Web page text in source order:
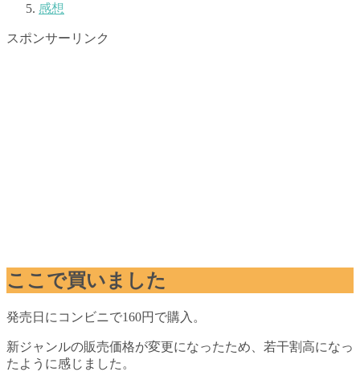
感想
スポンサーリンク
ここで買いました
発売日にコンビニで160円で購入。
新ジャンルの販売価格が変更になったため、若干割高になっ
たように感じました。